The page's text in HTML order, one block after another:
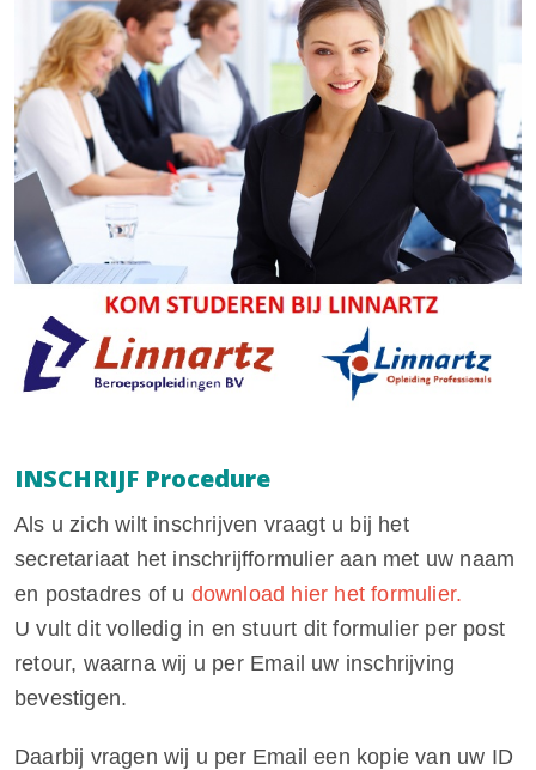
INSCHRIJF Procedure
Als u zich wilt inschrijven vraagt u bij het
secretariaat het inschrijfformulier aan met uw naam
en postadres of u download hier het formulier.
U vult dit volledig in en stuurt dit formulier per post
retour, waarna wij u per Email uw inschrijving
bevestigen.
Daarbij vragen wij u per Email een kopie van uw ID